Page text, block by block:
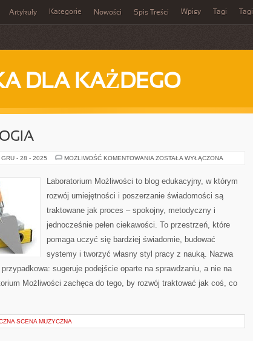
Artykuły Kategorie Nowości Spis Treści Wpisy Tagi Tagi
DLA KAŻDEGO
GRU - 28 - 2025 MOŻLIWOŚĆ KOMENTOWANIA PALEONTOLOGIA
ZOSTAŁA WYŁĄCZONA
Laboratorium Możliwości to blog edukacyjny, w którym
rozwój umiejętności i poszerzanie świadomości są
traktowane jak proces – spokojny, metodyczny i
jednocześnie pełen ciekawości. To przestrzeń, które
pomaga uczyć się bardziej świadomie, budować
systemy i tworzyć własny styl pracy z nauką. Nazwa
przypadkowa: sugeruje podejście oparte na sprawdzaniu, a nie na
Możliwości zachęca do tego, by rozwój traktować jak coś, co
SCENA MUZYCZNA